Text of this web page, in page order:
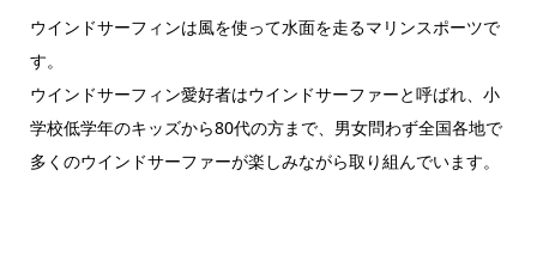
ウインドサーフィンは風を使って水面を走るマリンスポーツで
す。
ウインドサーフィン愛好者はウインドサーファーと呼ばれ、小
学校低学年のキッズから80代の方まで、男女問わず全国各地で
多くのウインドサーファーが楽しみながら取り組んでいます。